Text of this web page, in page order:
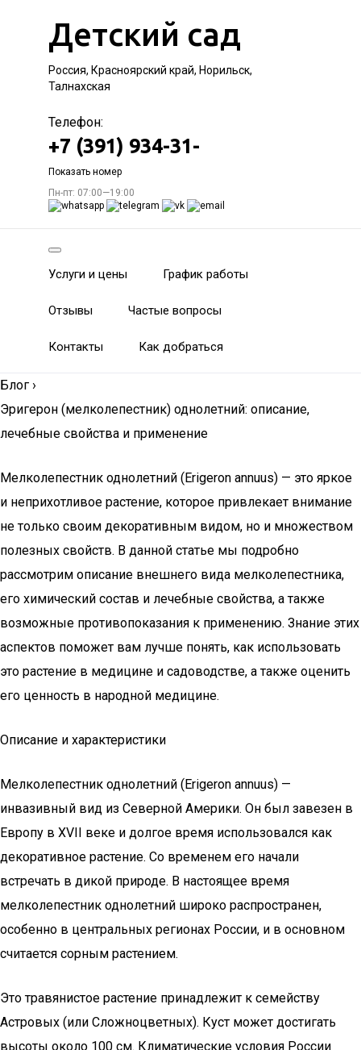
Детский сад
Россия, Красноярский край, Норильск,
Талнахская
Телефон:
+7 (391) 934-31-
Показать номер
Пн-пт: 07:00—19:00
Услуги и цены График работы
Отзывы Частые вопросы
Контакты Как добраться
Блог ›
Эригерон (мелколепестник) однолетний: описание,
лечебные свойства и применение
Мелколепестник однолетний (Erigeron annuus) — это яркое
и неприхотливое растение, которое привлекает внимание
не только своим декоративным видом, но и множеством
полезных свойств. В данной статье мы подробно
рассмотрим описание внешнего вида мелколепестника,
его химический состав и лечебные свойства, а также
возможные противопоказания к применению. Знание этих
аспектов поможет вам лучше понять, как использовать
это растение в медицине и садоводстве, а также оценить
его ценность в народной медицине.
Описание и характеристики
Мелколепестник однолетний (Erigeron annuus) —
инвазивный вид из Северной Америки. Он был завезен в
Европу в XVII веке и долгое время использовался как
декоративное растение. Со временем его начали
встречать в дикой природе. В настоящее время
мелколепестник однолетний широко распространен,
особенно в центральных регионах России, и в основном
считается сорным растением.
Это травянистое растение принадлежит к семейству
Астровых (или Сложноцветных). Куст может достигать
высоты около 100 см. Климатические условия России